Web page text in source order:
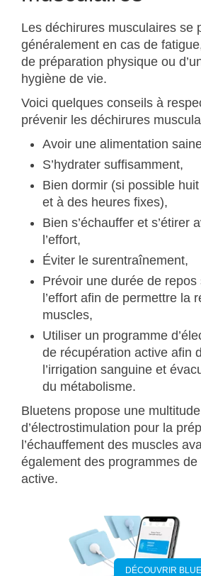
Les déchirures musculaires se
généralement en cas de
de préparation physique ou
hygiène de vie.
Voici quelques conseils à
prévenir les déchirures
Avoir une alimentation
S’hydrater suffisamment,
Bien dormir (si possible
et à des heures fixes),
Bien s’échauffer et s’étirer
l’effort,
Éviter le surentraînement,
Prévoir une durée de
l’effort afin de permettre la
muscles,
Utiliser un programme
de récupération active afin
l’irrigation sanguine et
du métabolisme.
Bluetens propose une
d’électrostimulation pour la
l’échauffement des muscles
également des programmes de
active.
DÉCOUVRIR